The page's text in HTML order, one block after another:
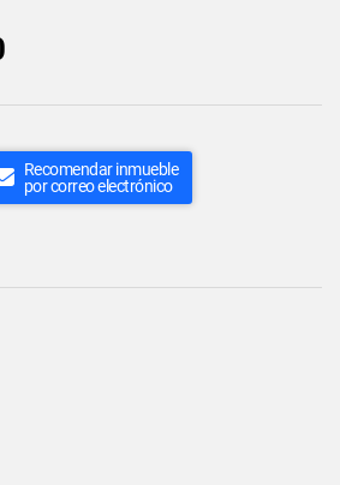
Recomendar inmueble
por correo electrónico